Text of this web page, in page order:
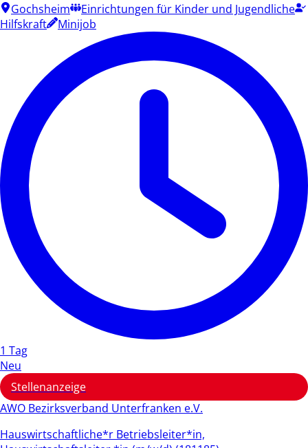
Gochsheim
Einrichtungen für Kinder und Jugendliche
Hilfskraft
Minijob
1 Tag
Neu
Stellenanzeige
AWO Bezirksverband Unterfranken e.V.
Hauswirtschaftliche*r Betriebsleiter*in,